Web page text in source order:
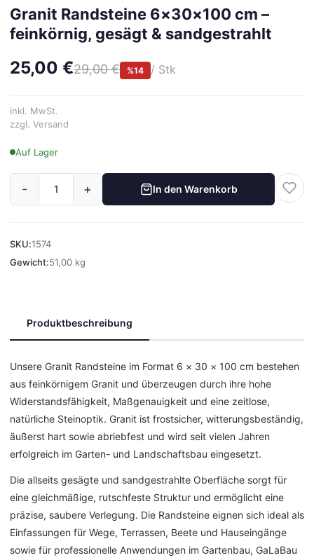
Granit Randsteine 6×30×100 cm –
feinkörnig, gesägt & sandgestrahlt
25,00 €29,00 € %14 / Stk
inkl. MwSt.
zzgl. Versand
Auf Lager
- + In den Warenkorb
SKU:1574
Gewicht:51,00 kg
Produktbeschreibung
Unsere Granit Randsteine im Format 6 × 30 × 100 cm bestehen
aus feinkörnigem Granit und überzeugen durch ihre hohe
Widerstandsfähigkeit, Maßgenauigkeit und eine zeitlose,
natürliche Steinoptik. Granit ist frostsicher, witterungsbeständig,
äußerst hart sowie abriebfest und wird seit vielen Jahren
erfolgreich im Garten- und Landschaftsbau eingesetzt.
Die allseits gesägte und sandgestrahlte Oberfläche sorgt für
eine gleichmäßige, rutschfeste Struktur und ermöglicht eine
präzise, saubere Verlegung. Die Randsteine eignen sich ideal als
Einfassungen für Wege, Terrassen, Beete und Hauseingänge
sowie für professionelle Anwendungen im Gartenbau, GaLaBau